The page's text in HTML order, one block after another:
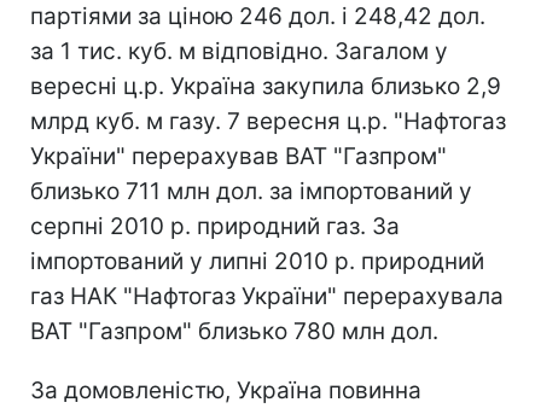
партіями за ціною 246 дол. і 248,42 дол.
за 1 тис. куб. м відповідно. Загалом у
вересні ц.р. Україна закупила близько 2,9
млрд куб. м газу. 7 вересня ц.р. "Нафтогаз
України" перерахував ВАТ "Газпром"
близько 711 млн дол. за імпортований у
серпні 2010 р. природний газ. За
імпортований у липні 2010 р. природний
газ НАК "Нафтогаз України" перерахувала
ВАТ "Газпром" близько 780 млн дол.
За домовленістю, Україна повинна